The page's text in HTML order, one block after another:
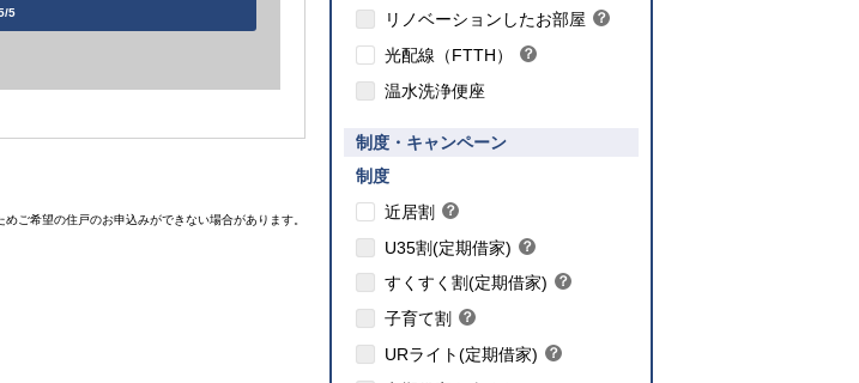
5
ご希望の住戸のお申込みができない場合があります。
リノベーションしたお部屋 ？
光配線（FTTH） ？
賃貸住宅のインターネット対応について
温水洗浄便座
制度・キャンペーン
制度
近居割
？
ン
ト
こちら
U35割(定期借家) ？
ン
【ご入居要件あり】35歳以下の方限定
こちら
すくすく割(定期借家) ？
ト
【ご入居要件あり】満18歳未満のお子様を
扶養、もしくはご妊娠されている方限定
こちら
子育て割 ？
ン
【ご入居要件あり】子育て世帯や新婚世帯
こちら
URライト(定期借家) ？
こちら